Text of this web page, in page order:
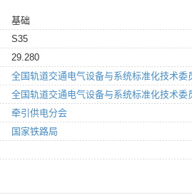
基础
S35
29.280
全国轨道交通电气设备与系统标准化技术委
全国轨道交通电气设备与系统标准化技术委
牵引供电分会
国家铁路局